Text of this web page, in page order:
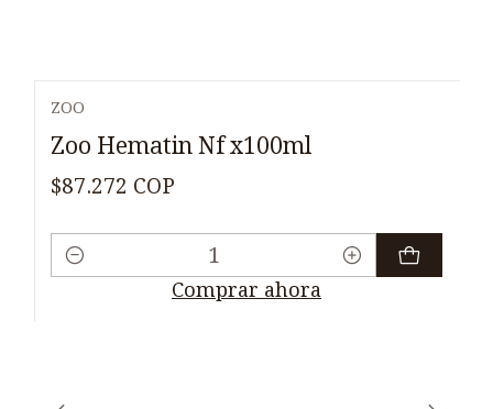
ZOO
Zoo Hematin Nf x100ml
$87.272 COP
Cantidad
Comprar ahora